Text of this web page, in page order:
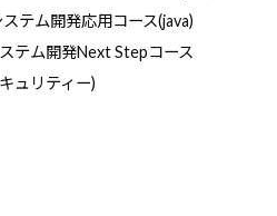
テム開発応用コース(java)
テム開発Next Stepコース
ュリティー)